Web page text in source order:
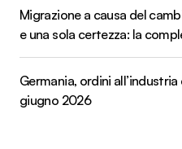
Migrazione a causa del
e una sola certezza: la
Germania, ordini
giugno 2026